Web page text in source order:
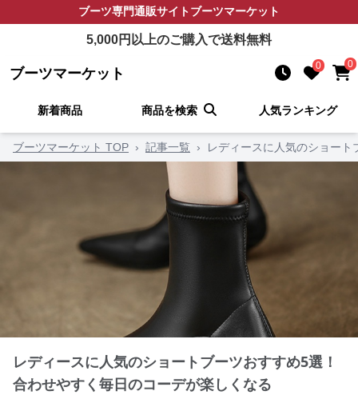
ブーツ専門通販サイトブーツマーケット
5,000円以上のご購入で送料無料
ブーツマーケット 0 0
新着商品 商品を検索 人気ランキング
ブーツマーケット TOP › 記事一覧 › レディースに人気のショー
レディースに人気のショートブーツおすすめ5選！
合わせやすく毎日のコーデが楽しくなる